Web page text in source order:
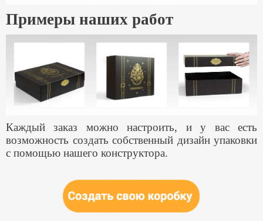
Примеры наших работ
Каждый заказ можно настроить, и у вас есть
возможность создать собственный дизайн упаковки
с помощью нашего конструктора.